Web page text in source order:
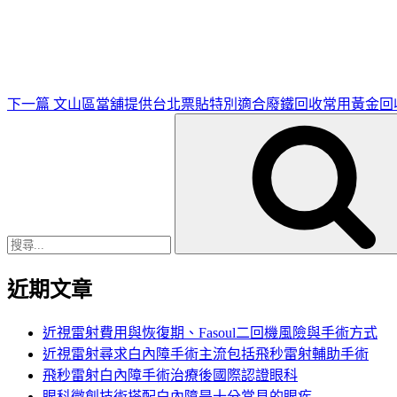
下一篇 文山區當舖提供台北票貼特別適合廢鐵回收常用黃金回
近期文章
近視雷射費用與恢復期、Fasoul二回機風險與手術方式
近視雷射尋求白內障手術主流包括飛秒雷射輔助手術
飛秒雷射白內障手術治療後國際認證眼科